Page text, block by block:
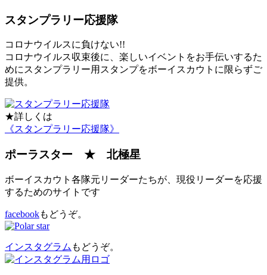
スタンプラリー応援隊
コロナウイルスに負けない!!
コロナウイルス収束後に、楽しいイベントをお手伝いするた
めにスタンプラリー用スタンプをボーイスカウトに限らずご
提供。
★詳しくは
《スタンプラリー応援隊》
ポーラスター ★ 北極星
ボーイスカウト各隊元リーダーたちが、現役リーダーを応援
するためのサイトです
facebookもどうぞ。
インスタグラム もどうぞ。